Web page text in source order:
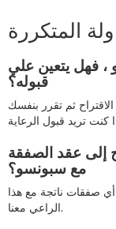
المتكررة
فهل يتعين علي
قبوله؟
ثم تقرر بنفسك
إلى عقد الصفقة
مع سبونسو؟
أي صفقات ناتجة مع هذا
الراعي معنا.